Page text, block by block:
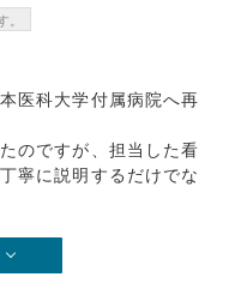
。
医科大学付属病院へ再
のですが、担当した看
寧に説明するだけでな